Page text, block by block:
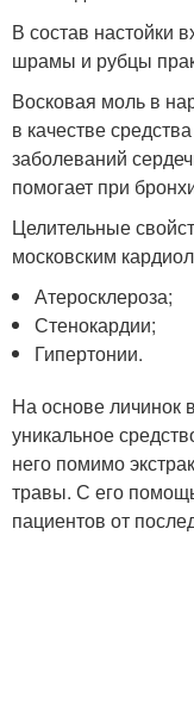
В состав настойки
шрамы и рубцы
Восковая моль в
в качестве
заболеваний
помогает при
Целительные
московским
Атеросклероза;
Стенокардии;
Гипертонии.
На основе личинок
уникальное
него помимо
травы. С его
пациентов от